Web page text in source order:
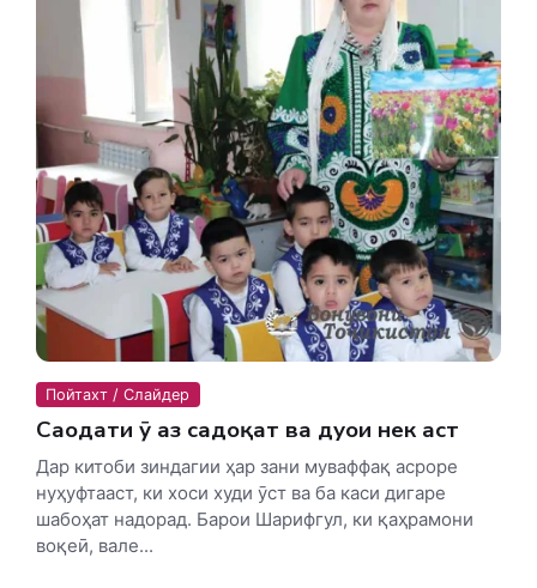
Пойтахт / Слайдер
Саодати ӯ аз садоқат ва дуои нек аст
Дар китоби зиндагии ҳар зани муваффақ асроре
нуҳуфтааст, ки хоси худи ӯст ва ба каси дигаре
шабоҳат надорад. Барои Шарифгул, ки қаҳрамони
воқеӣ, вале...